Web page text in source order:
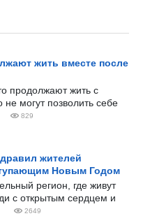
жить вместе после
продолжают жить с
могут позволить себе
829
жителей
Новым Годом
регион, где живут
с открытым сердцем и
2649